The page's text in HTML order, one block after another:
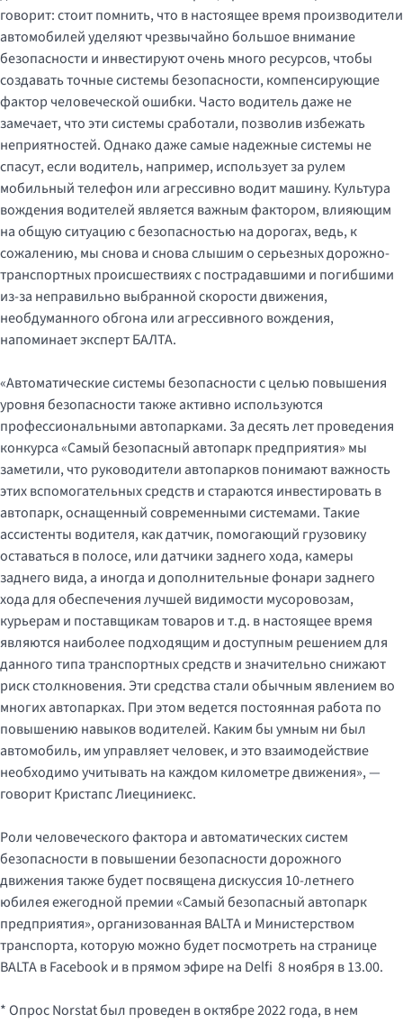
говорит: стоит помнить, что в настоящее время производители
автомобилей уделяют чрезвычайно большое внимание
безопасности и инвестируют очень много ресурсов, чтобы
создавать точные системы безопасности, компенсирующие
фактор человеческой ошибки. Часто водитель даже не
замечает, что эти системы сработали, позволив избежать
неприятностей. Однако даже самые надежные системы не
спасут, если водитель, например, использует за рулем
мобильный телефон или агрессивно водит машину. Культура
вождения водителей является важным фактором, влияющим
на общую ситуацию с безопасностью на дорогах, ведь, к
сожалению, мы снова и снова слышим о серьезных дорожно-
транспортных происшествиях с пострадавшими и погибшими
из-за неправильно выбранной скорости движения,
необдуманного обгона или агрессивного вождения,
напоминает эксперт БАЛТА.
«Автоматические системы безопасности с целью повышения
уровня безопасности также активно используются
профессиональными автопарками. За десять лет проведения
конкурса «Самый безопасный автопарк предприятия» мы
заметили, что руководители автопарков понимают важность
этих вспомогательных средств и стараются инвестировать в
автопарк, оснащенный современными системами. Такие
ассистенты водителя, как датчик, помогающий грузовику
оставаться в полосе, или датчики заднего хода, камеры
заднего вида, а иногда и дополнительные фонари заднего
хода для обеспечения лучшей видимости мусоровозам,
курьерам и поставщикам товаров и т.д. в настоящее время
являются наиболее подходящим и доступным решением для
данного типа транспортных средств и значительно снижают
риск столкновения. Эти средства стали обычным явлением во
многих автопарках. При этом ведется постоянная работа по
повышению навыков водителей. Каким бы умным ни был
автомобиль, им управляет человек, и это взаимодействие
необходимо учитывать на каждом километре движения», —
говорит Кристапс Лиециниекс.
Роли человеческого фактора и автоматических систем
безопасности в повышении безопасности дорожного
движения также будет посвящена дискуссия 10-летнего
юбилея ежегодной премии «Самый безопасный автопарк
предприятия», организованная BALTA и Министерством
транспорта, которую можно будет посмотреть на странице
BALTA в Facebook и в прямом эфире на Delfi 8 ноября в 13.00.
* Опрос Norstat был проведен в октябре 2022 года, в нем